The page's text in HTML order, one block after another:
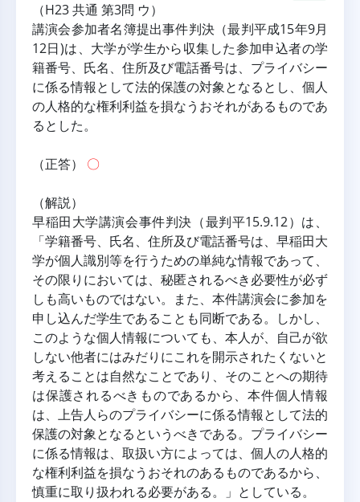
（H23 共通 第3問 ウ）
講演会参加者名簿提出事件判決（最判平成15年9月
12日)は、大学が学生から収集した参加申込者の学
籍番号、氏名、住所及び電話番号は、プライバシー
に係る情報として法的保護の対象となるとし、個人
の人格的な権利利益を損なうおそれがあるものであ
るとした。
（正答） 〇
（解説）
早稲田大学講演会事件判決（最判平15.9.12）は、
「学籍番号、氏名、住所及び電話番号は、早稲田大
学が個人識別等を行うための単純な情報であって、
その限りにおいては、秘匿されるべき必要性が必ず
しも高いものではない。また、本件講演会に参加を
申し込んだ学生であることも同断である。しかし、
このような個人情報についても、本人が、自己が欲
しない他者にはみだりにこれを開示されたくないと
考えることは自然なことであり、そのことへの期待
は保護されるべきものであるから、本件個人情報
は、上告人らのプライバシーに係る情報として法的
保護の対象となるというべきである。プライバシー
に係る情報は、取扱い方によっては、個人の人格的
な権利利益を損なうおそれのあるものであるから、
慎重に取り扱われる必要がある。」としている。